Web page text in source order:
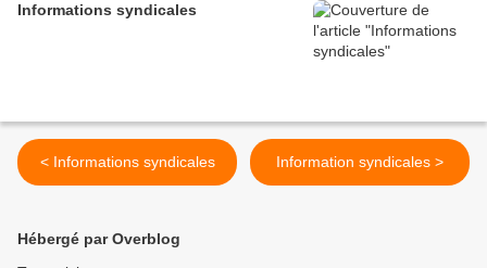
Informations syndicales
< Informations syndicales Information syndicales >
Hébergé par Overblog